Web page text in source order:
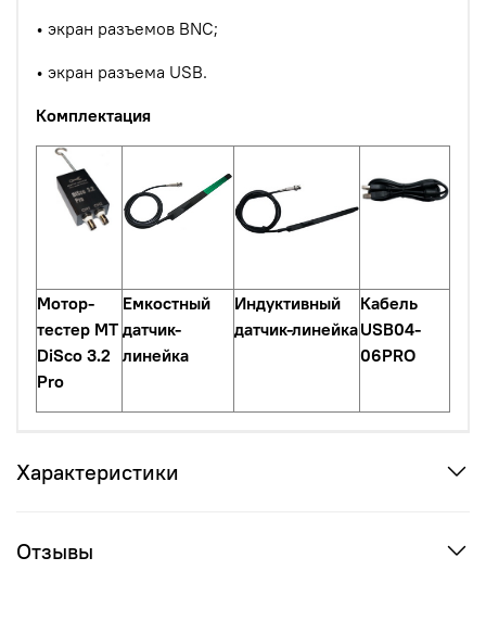
• экран разъемов BNC;
• экран разъема USB.
Комплектация
Мотор-
тестер MT
DiSco 3.2
Pro
Емкостный
датчик-
линейка
Индуктивный
датчик-линейка
Кабель
USB04-
06PRO
Характеристики
Отзывы